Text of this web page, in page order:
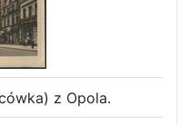
z Opola.